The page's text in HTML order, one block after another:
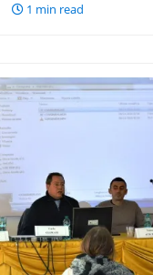
1 min read